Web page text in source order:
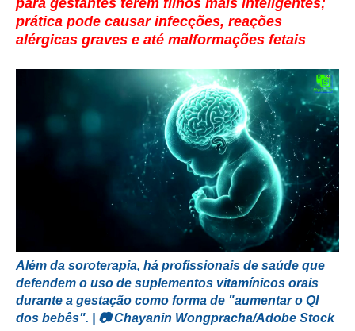
para gestantes terem filhos mais inteligentes;
prática pode causar infecções, reações
alérgicas graves e até malformações fetais
Além da soroterapia, há profissionais de saúde que
defendem o uso de suplementos vitamínicos orais
durante a gestação como forma de "aumentar o QI
dos bebês". | 📷 Chayanin Wongpracha/Adobe Stock